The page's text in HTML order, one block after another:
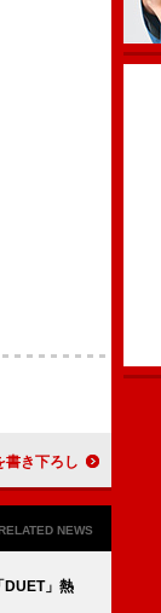
マを書き下ろし
NEWS
DUET」熱